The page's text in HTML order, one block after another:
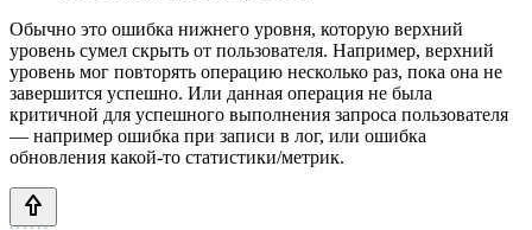
Обычно это ошибка нижнего уровня, которую верхний
уровень сумел скрыть от пользователя. Например, верхний
уровень мог повторять операцию несколько раз, пока она не
завершится успешно. Или данная операция не была
критичной для успешного выполнения запроса пользователя
— например ошибка при записи в лог, или ошибка
обновления какой-то статистики/метрик.